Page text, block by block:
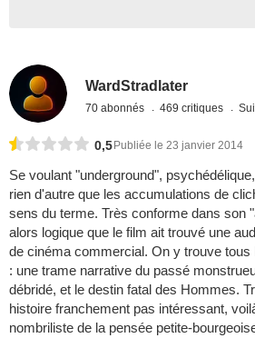
WardStradlater
70 abonnés 469 critiques
0,5 Publiée le 23 janvier 2014
Se voulant "underground",
rien d'autre que les accumulations de
sens du terme. Très conforme dans son
alors logique que le film ait trouvé une
de cinéma commercial. On y trouve
: une trame narrative du passé
débridé, et le destin fatal des Hommes.
histoire franchement pas intéressant,
nombriliste de la pensée petite-